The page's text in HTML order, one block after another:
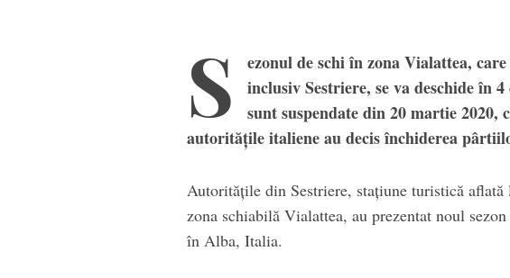
S
ezonul de schi în zona Vialattea,
inclusiv Sestriere, se va deschide în
sunt suspendate din 20 martie 2020,
autoritățile italiene au decis închiderea
Autoritățile din Sestriere, stațiune turistică
zona schiabilă Vialattea, au prezentat noul
în Alba, Italia.